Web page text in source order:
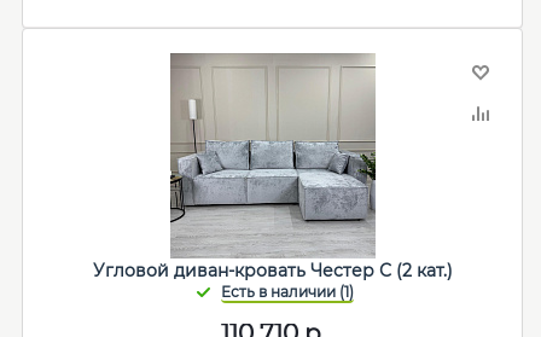
Угловой диван-кровать Честер С (2 кат.)